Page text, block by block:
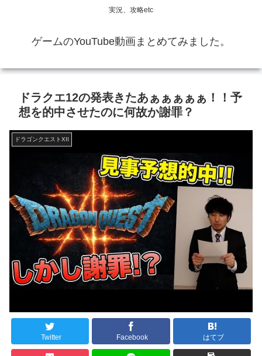
実況、攻略etc
ゲームのYouTube動画まとめてみました。
ドラクエ12の発表きたあぁぁぁぁぁ！！予
想を的中させたのに何故か謝罪？
ドラゴンクエストXII
Twitter Facebook はてブ